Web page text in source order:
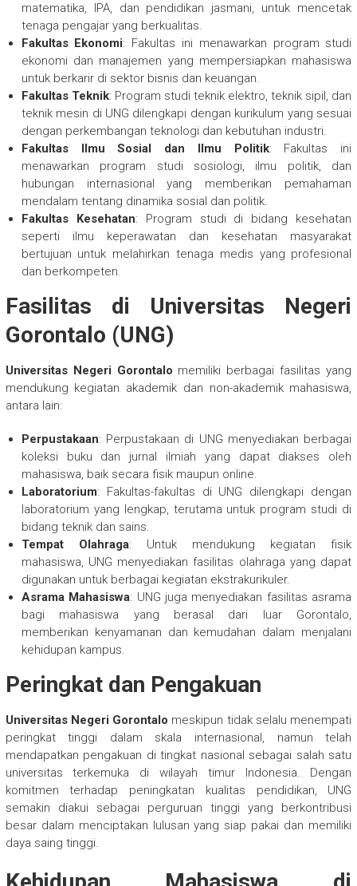
matematika, IPA, dan pendidikan jasmani, untuk mencetak
tenaga pengajar yang berkualitas.
Fakultas Ekonomi: Fakultas ini menawarkan program studi
ekonomi dan manajemen yang mempersiapkan mahasiswa
untuk berkarir di sektor bisnis dan keuangan.
Fakultas Teknik: Program studi teknik elektro, teknik sipil, dan
teknik mesin di UNG dilengkapi dengan kurikulum yang sesuai
dengan perkembangan teknologi dan kebutuhan industri.
Fakultas Ilmu Sosial dan Ilmu Politik: Fakultas ini
menawarkan program studi sosiologi, ilmu politik, dan
hubungan internasional yang memberikan pemahaman
mendalam tentang dinamika sosial dan politik.
Fakultas Kesehatan: Program studi di bidang kesehatan
seperti ilmu keperawatan dan kesehatan masyarakat
bertujuan untuk melahirkan tenaga medis yang profesional
dan berkompeten.
Fasilitas di Universitas Negeri
Gorontalo (UNG)
Universitas Negeri Gorontalo memiliki berbagai fasilitas yang
mendukung kegiatan akademik dan non-akademik mahasiswa,
antara lain:
Perpustakaan: Perpustakaan di UNG menyediakan berbagai
koleksi buku dan jurnal ilmiah yang dapat diakses oleh
mahasiswa, baik secara fisik maupun online.
Laboratorium: Fakultas-fakultas di UNG dilengkapi dengan
laboratorium yang lengkap, terutama untuk program studi di
bidang teknik dan sains.
Tempat Olahraga: Untuk mendukung kegiatan fisik
mahasiswa, UNG menyediakan fasilitas olahraga yang dapat
digunakan untuk berbagai kegiatan ekstrakurikuler.
Asrama Mahasiswa: UNG juga menyediakan fasilitas asrama
bagi mahasiswa yang berasal dari luar Gorontalo,
memberikan kenyamanan dan kemudahan dalam menjalani
kehidupan kampus.
Peringkat dan Pengakuan
Universitas Negeri Gorontalo meskipun tidak selalu menempati
peringkat tinggi dalam skala internasional, namun telah
mendapatkan pengakuan di tingkat nasional sebagai salah satu
universitas terkemuka di wilayah timur Indonesia. Dengan
komitmen terhadap peningkatan kualitas pendidikan, UNG
semakin diakui sebagai perguruan tinggi yang berkontribusi
besar dalam menciptakan lulusan yang siap pakai dan memiliki
daya saing tinggi.